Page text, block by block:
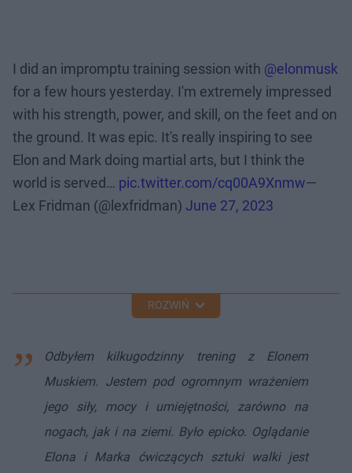
I did an impromptu training session with @elonmusk
for a few hours yesterday. I'm extremely impressed
with his strength, power, and skill, on the feet and on
the ground. It was epic. It's really inspiring to see
Elon and Mark doing martial arts, but I think the
world is served… pic.twitter.com/cq00A9Xnmw—
Lex Fridman (@lexfridman) June 27, 2023
ROZWIŃ
Odbyłem kilkugodzinny trening z Elonem
Muskiem. Jestem pod ogromnym wrażeniem
jego siły, mocy i umiejętności, zarówno na
nogach, jak i na ziemi. Było epicko. Oglądanie
Elona i Marka ćwiczących sztuki walki jest